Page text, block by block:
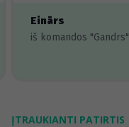
Einārs
iš komandos "Gandrs"
ĮTRAUKIANTI PATIRTIS